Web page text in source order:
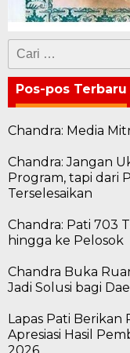
Cari
untuk:
Pos-pos Terbaru
Chandra: Media
Chandra: Jangan
Program, tapi dari
Terselesaikan
Chandra: Pati 703
hingga ke Pelosok
Chandra Buka
Jadi Solusi bagi
Lapas Pati Berikan
Apresiasi Hasil